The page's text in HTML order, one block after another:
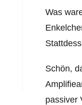
Was
Schön,
passiver